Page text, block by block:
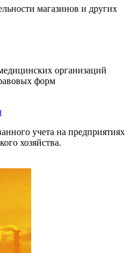
магазинов и других
организаций
форм
учета на предприятиях
хозяйства.